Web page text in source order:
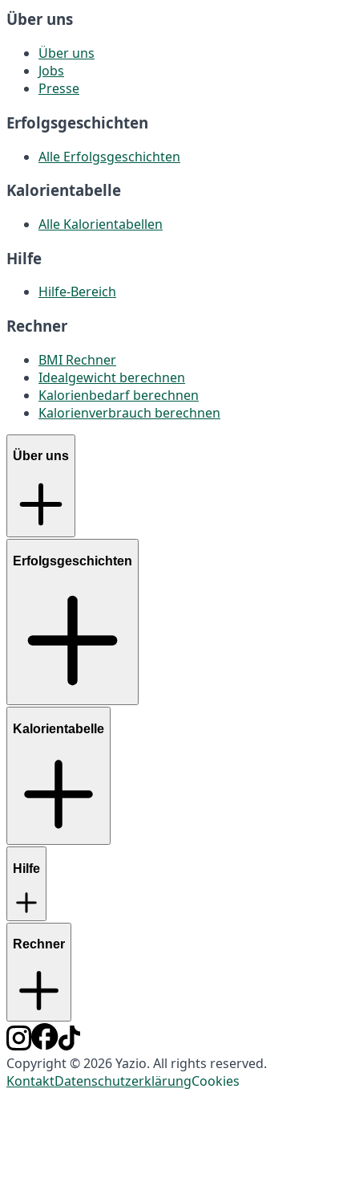
Über uns
Über uns
Jobs
Presse
Erfolgsgeschichten
Alle Erfolgsgeschichten
Kalorientabelle
Alle Kalorientabellen
Hilfe
Hilfe-Bereich
Rechner
BMI Rechner
Idealgewicht berechnen
Kalorienbedarf berechnen
Kalorienverbrauch berechnen
Über uns
Erfolgsgeschichten
Kalorientabelle
Hilfe
Rechner
Copyright © 2026 Yazio. All rights reserved.
KontaktDatenschutzerklärungCookies